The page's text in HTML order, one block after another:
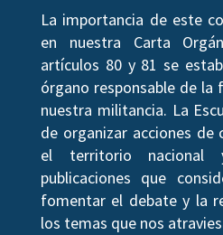
La importancia de este
en nuestra Carta
artículos 80 y 81 se
órgano responsable de
nuestra militancia. La
de organizar acciones de
el territorio
publicaciones que
fomentar el debate y la
los temas que nos